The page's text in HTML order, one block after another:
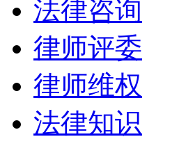
法律咨询
律师评委
律师维权
法律知识